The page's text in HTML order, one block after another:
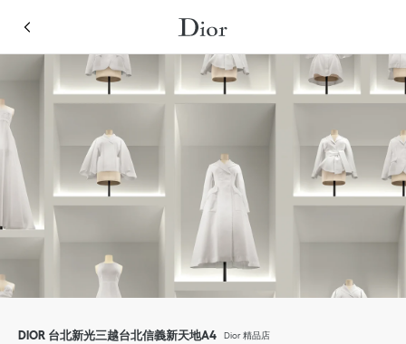
DIOR 台北新光三越台北信義新天地A4 Dior 精品店